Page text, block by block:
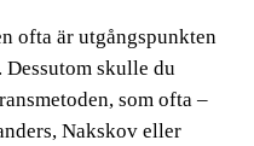
ofta är utgångspunkten
skulle du
som ofta –
Nakskov eller